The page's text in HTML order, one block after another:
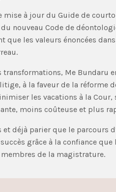
mise à jour du Guide de
nouveau Code de
les valeurs énoncées
Me Bundaru
à la faveur de la réforme
les vacations à la
moins coûteuse et plus
et déjà parier que le parcours
grâce à la confiance
de la magistrature.